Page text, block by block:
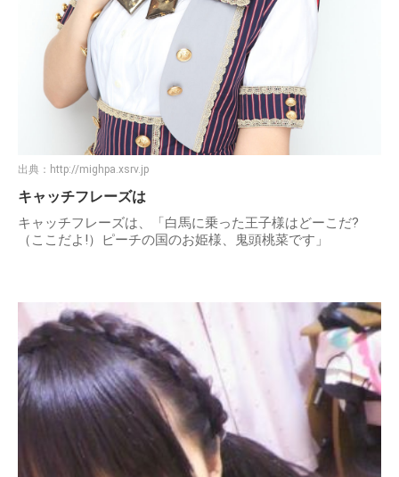
出典： http://mighpa.xsrv.jp
キャッチフレーズは
キャッチフレーズは、「白馬に乗った王子様はどーこだ?
（ここだよ!）ピーチの国のお姫様、鬼頭桃菜です」